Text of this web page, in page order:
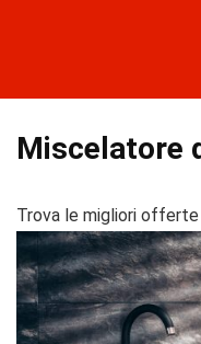
Miscelatore
Trova le migliori offerte